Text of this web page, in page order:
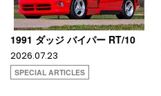
1991 ダッジ バイパー RT/10
2026.07.23
SPECIAL ARTICLES